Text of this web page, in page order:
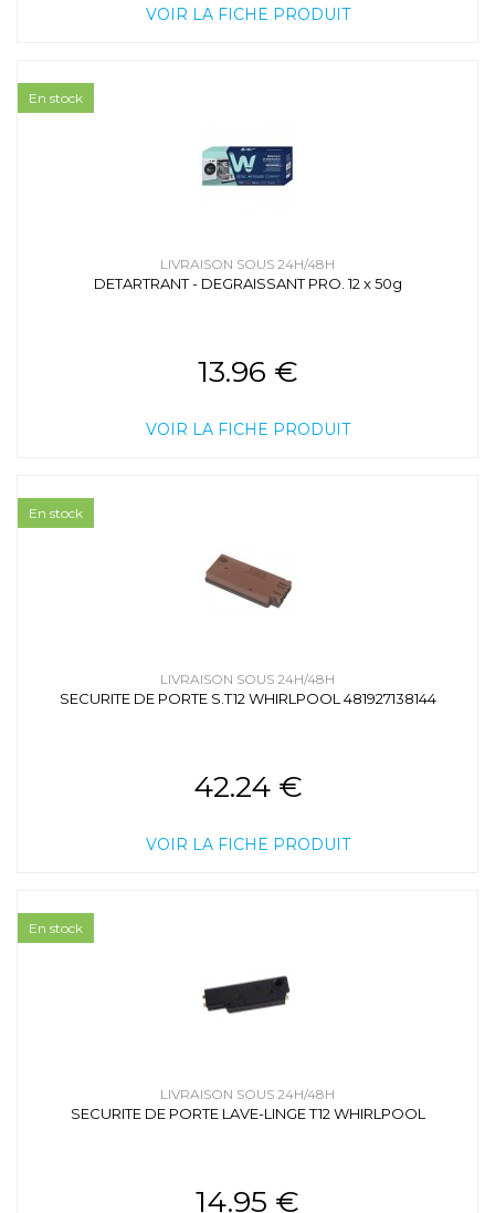
VOIR LA FICHE PRODUIT
LIVRAISON SOUS 24H/48H
DETARTRANT - DEGRAISSANT PRO. 12 x 50g
13.96 €
VOIR LA FICHE PRODUIT
En stock
LIVRAISON SOUS 24H/48H
SECURITE DE PORTE S.T12 WHIRLPOOL 481927138144
42.24 €
VOIR LA FICHE PRODUIT
En stock
LIVRAISON SOUS 24H/48H
SECURITE DE PORTE LAVE-LINGE T12 WHIRLPOOL
14.95 €
En stock